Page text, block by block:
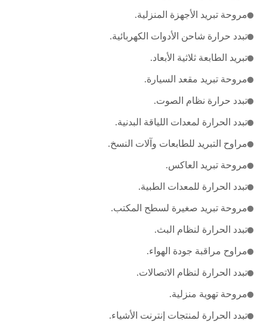
مروحة تبريد الأجهزة المنزلية.
تبدد حرارة شاحن الأدوات الكهربائية.
تبريد الطابعة ثلاثية الأبعاد.
مروحة تبريد مقعد السيارة.
تبدد حرارة نظام الصوت.
تبدد الحرارة لمعدات اللياقة البدنية.
مراوح التبريد للطابعات وآلات النسخ.
مروحة تبريد العاكس.
تبدد الحرارة للمعدات الطبية.
مروحة تبريد صغيرة لسطح المكتب.
تبدد الحرارة لنظام البث.
مراوح مراقبة جودة الهواء.
تبدد الحرارة لنظام الاتصالات.
مروحة تهوية منزلية.
تبدد الحرارة لمنتجات إنترنت الأشياء.